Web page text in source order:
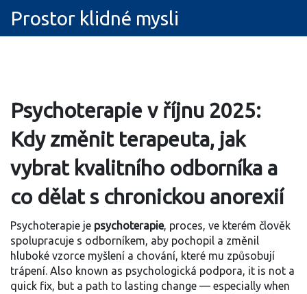
Prostor klidné mysli
Psychoterapie v říjnu 2025:
Kdy změnit terapeuta, jak
vybrat kvalitního odborníka a
co dělat s chronickou anorexií
Psychoterapie je psychoterapie, proces, ve kterém člověk
spolupracuje s odborníkem, aby pochopil a změnil
hluboké vzorce myšlení a chování, které mu způsobují
trápení. Also known as psychologická podpora, it is not a
quick fix, but a path to lasting change — especially when